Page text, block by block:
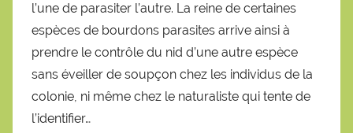
l’une de parasiter l’autre. La reine de certaines
espèces de bourdons parasites arrive ainsi à
prendre le contrôle du nid d’une autre espèce
sans éveiller de soupçon chez les individus de la
colonie, ni même chez le naturaliste qui tente de
l’identifier…